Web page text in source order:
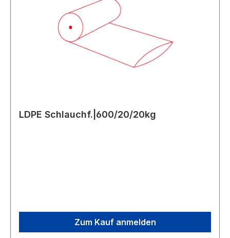
LDPE Schlauchf.|600/20/20kg
Zum Kauf anmelden